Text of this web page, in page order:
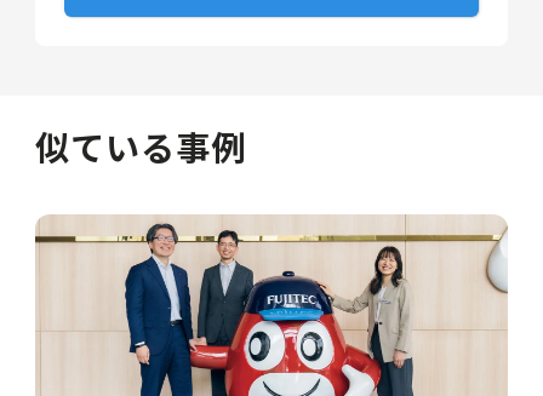
似ている事例